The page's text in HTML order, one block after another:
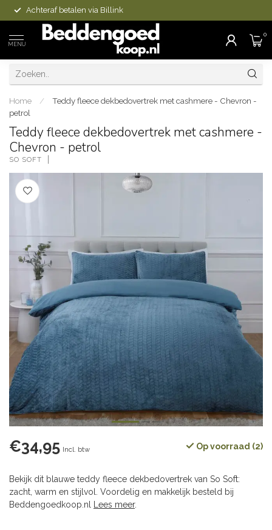
Achteraf betalen via Billink
MENU
0
Home /
Teddy fleece dekbedovertrek met cashmere - Chevron -
petrol
Teddy fleece dekbedovertrek met cashmere -
Chevron - petrol
SO SOFT
€34,95 Incl. btw Op voorraad (2)
Bekijk dit blauwe teddy fleece dekbedovertrek van So Soft:
zacht, warm en stijlvol. Voordelig en makkelijk besteld bij
Beddengoedkoop.nl
Lees meer.